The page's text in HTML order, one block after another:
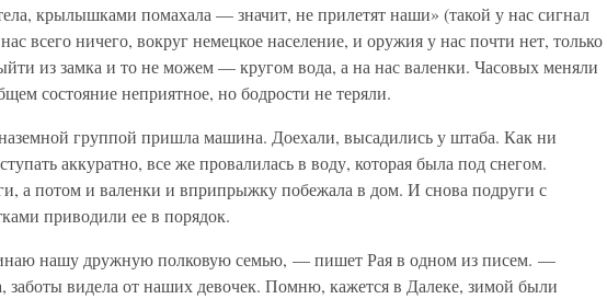
крылышками помахала — значит, не прилетят наши» (такой у нас сигнал
всего ничего, вокруг немецкое население, и оружия у нас почти нет, только
из замка и то не можем — кругом вода, а на нас валенки. Часовых меняли
состояние неприятное, но бодрости не теряли.
наземной группой пришла машина. Доехали, высадились у штаба. Как ни
аккуратно, все же провалилась в воду, которая была под снегом.
а потом и валенки и вприпрыжку побежала в дом. И снова подруги с
приводили ее в порядок.
нашу дружную полковую семью, — пишет Рая в одном из писем. —
заботы видела от наших девочек. Помню, кажется в Далеке, зимой были